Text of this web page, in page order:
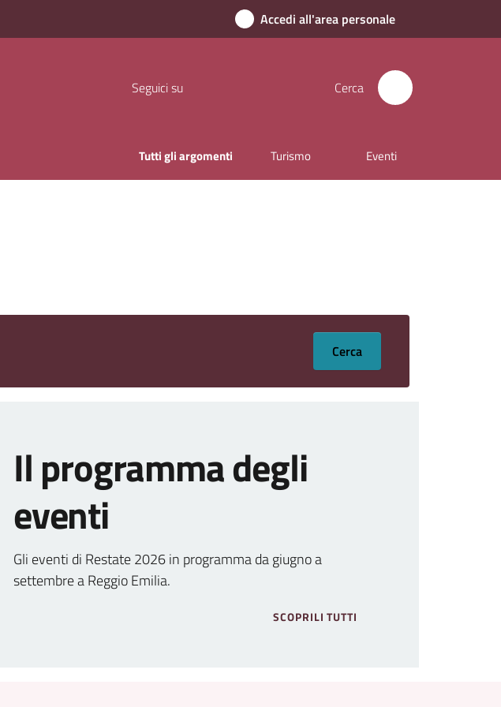
Accedi all'area personale
Seguici su Cerca
Tutti gli argomenti Turismo Eventi
Cerca
Il programma degli
eventi
Gli eventi di Restate 2026 in programma da giugno a
settembre a Reggio Emilia.
SCOPRILI TUTTI